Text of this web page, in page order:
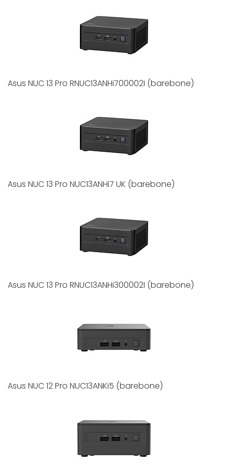
Asus NUC 13 Pro RNUC13ANHi700002I (barebone)
Asus NUC 13 Pro NUC13ANHi7 UK (barebone)
Asus NUC 13 Pro RNUC13ANHi300002I (barebone)
Asus NUC 12 Pro NUC13ANKi5 (barebone)